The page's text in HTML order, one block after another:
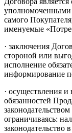
самого
именуемые
· заключения
стороной или
исполнение
информирование
· осуществления
обязанностей
ограничиваясь:
законодательство